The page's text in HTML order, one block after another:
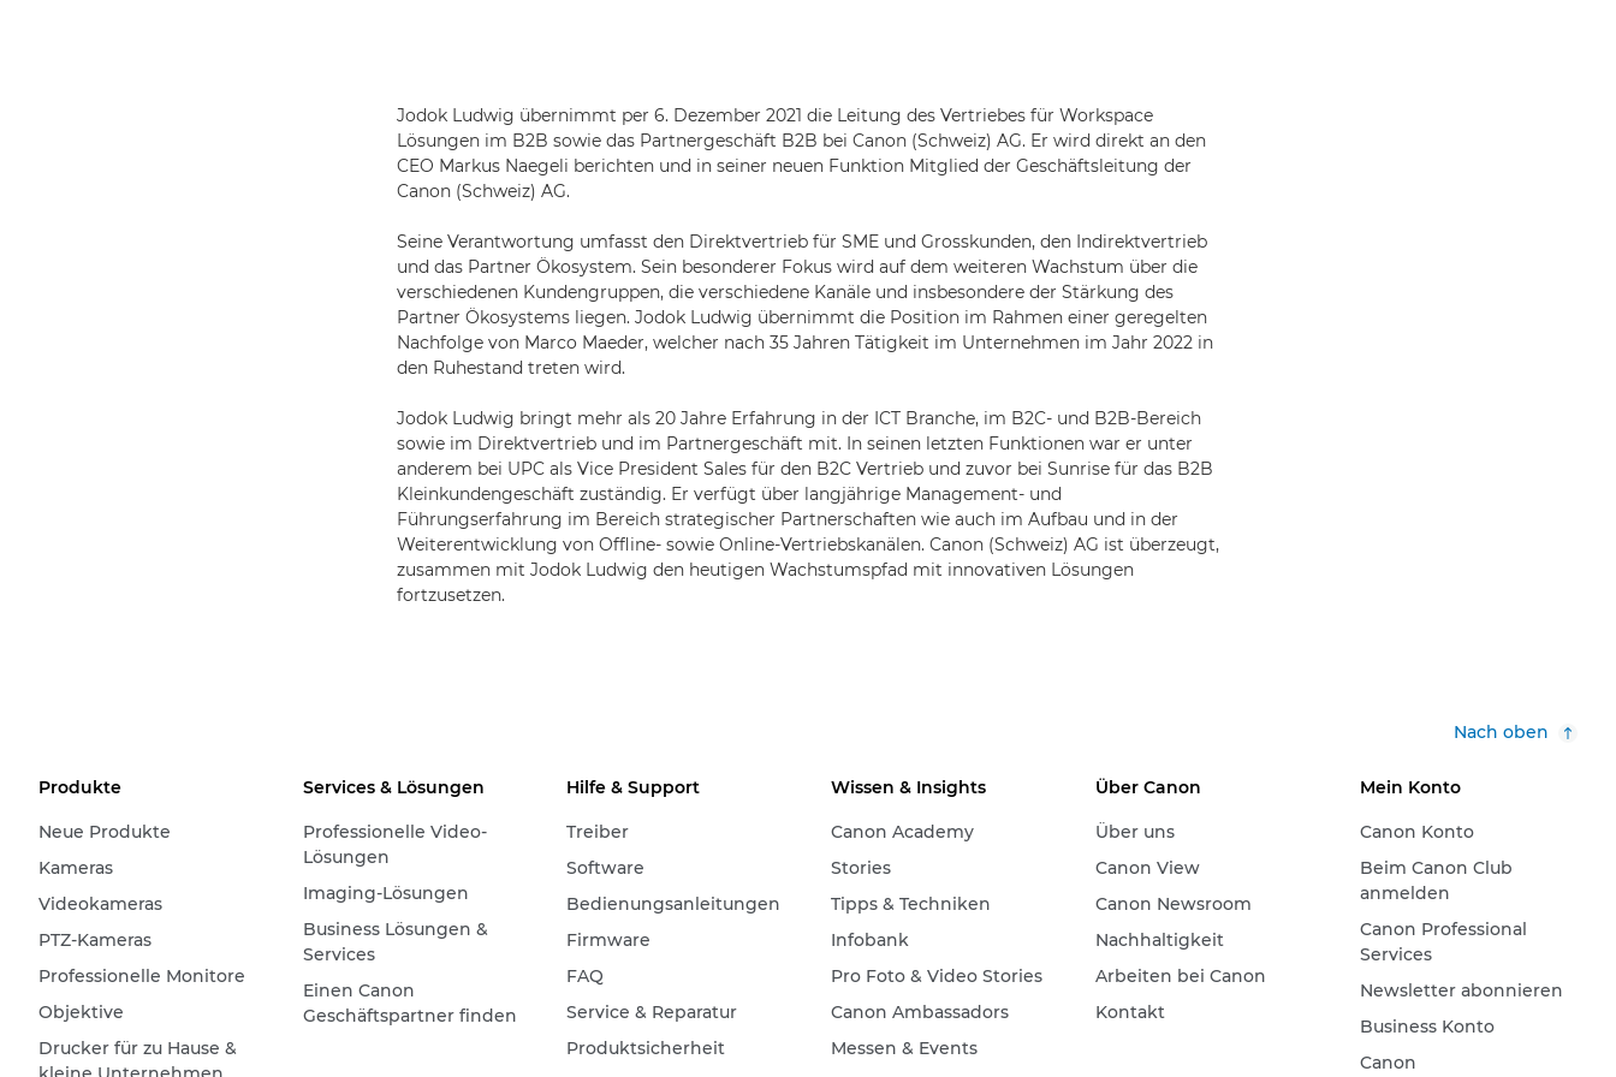
Jodok Ludwig übernimmt per 6. Dezember 2021 die Leitung des Vertriebes für Workspace
Lösungen im B2B sowie das Partnergeschäft B2B bei Canon (Schweiz) AG. Er wird direkt an den
CEO Markus Naegeli berichten und in seiner neuen Funktion Mitglied der Geschäftsleitung der
Canon (Schweiz) AG.
Seine Verantwortung umfasst den Direktvertrieb für SME und Grosskunden, den Indirektvertrieb
und das Partner Ökosystem. Sein besonderer Fokus wird auf dem weiteren Wachstum über die
verschiedenen Kundengruppen, die verschiedene Kanäle und insbesondere der Stärkung des
Partner Ökosystems liegen. Jodok Ludwig übernimmt die Position im Rahmen einer geregelten
Nachfolge von Marco Maeder, welcher nach 35 Jahren Tätigkeit im Unternehmen im Jahr 2022 in
den Ruhestand treten wird.
Jodok Ludwig bringt mehr als 20 Jahre Erfahrung in der ICT Branche, im B2C- und B2B-Bereich
sowie im Direktvertrieb und im Partnergeschäft mit. In seinen letzten Funktionen war er unter
anderem bei UPC als Vice President Sales für den B2C Vertrieb und zuvor bei Sunrise für das B2B
Kleinkundengeschäft zuständig. Er verfügt über langjährige Management- und
Führungserfahrung im Bereich strategischer Partnerschaften wie auch im Aufbau und in der
Weiterentwicklung von Offline- sowie Online-Vertriebskanälen. Canon (Schweiz) AG ist überzeugt,
zusammen mit Jodok Ludwig den heutigen Wachstumspfad mit innovativen Lösungen
fortzusetzen.
Nach oben
Produkte
Neue Produkte
Kameras
Videokameras
PTZ-Kameras
Professionelle Monitore
Objektive
Drucker für zu Hause &
Services & Lösungen
Professionelle Video-
Lösungen
Imaging-Lösungen
Business Lösungen &
Services
Einen Canon
Geschäftspartner finden
Hilfe & Support
Treiber
Software
Bedienungsanleitungen
Firmware
FAQ
Service & Reparatur
Produktsicherheit
Wissen & Insights
Canon Academy
Stories
Tipps & Techniken
Infobank
Pro Foto & Video Stories
Canon Ambassadors
Messen & Events
Über Canon
Über uns
Canon View
Canon Newsroom
Nachhaltigkeit
Arbeiten bei Canon
Kontakt
Mein Konto
Canon Konto
Beim Canon Club
anmelden
Canon Professional
Services
Newsletter abonnieren
Business Konto
Canon